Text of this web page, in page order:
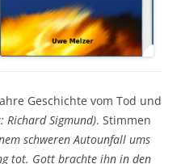
Geschichte vom Tod und
Richard Sigmund). Stimmen
schweren Autounfall ums
tot. Gott brachte ihn in den